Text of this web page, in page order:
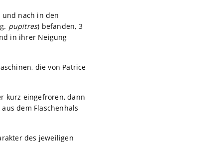
nach in den
pupitres) befanden, 3
in ihrer Neigung
die von Patrice
kurz eingefroren, dann
dem Flaschenhals
des jeweiligen